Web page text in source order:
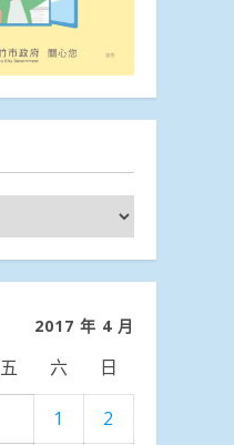
2017 年 4 月
五 六 日
1 2